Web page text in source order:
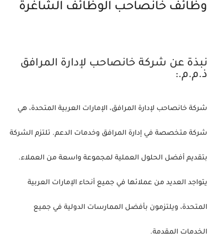
وظائف خانصاحب الوظائف الشاغرة
نبذة عن شركة خانصاحب لإدارة المرافق
ذ.م.م.:
شركة خانصاحب لإدارة المرافق، الإمارات العربية المتحدة، هي
شركة متخصصة في إدارة المرافق وخدمات الدعم. تلتزم الشركة
بتقديم أفضل الحلول العملية لمجموعة واسعة من العملاء.
يتواجد العديد من عملائها في جميع أنحاء الإمارات العربية
المتحدة، ويلتزمون بأفضل الممارسات الدولية في جميع
الخدمات المقدمة.